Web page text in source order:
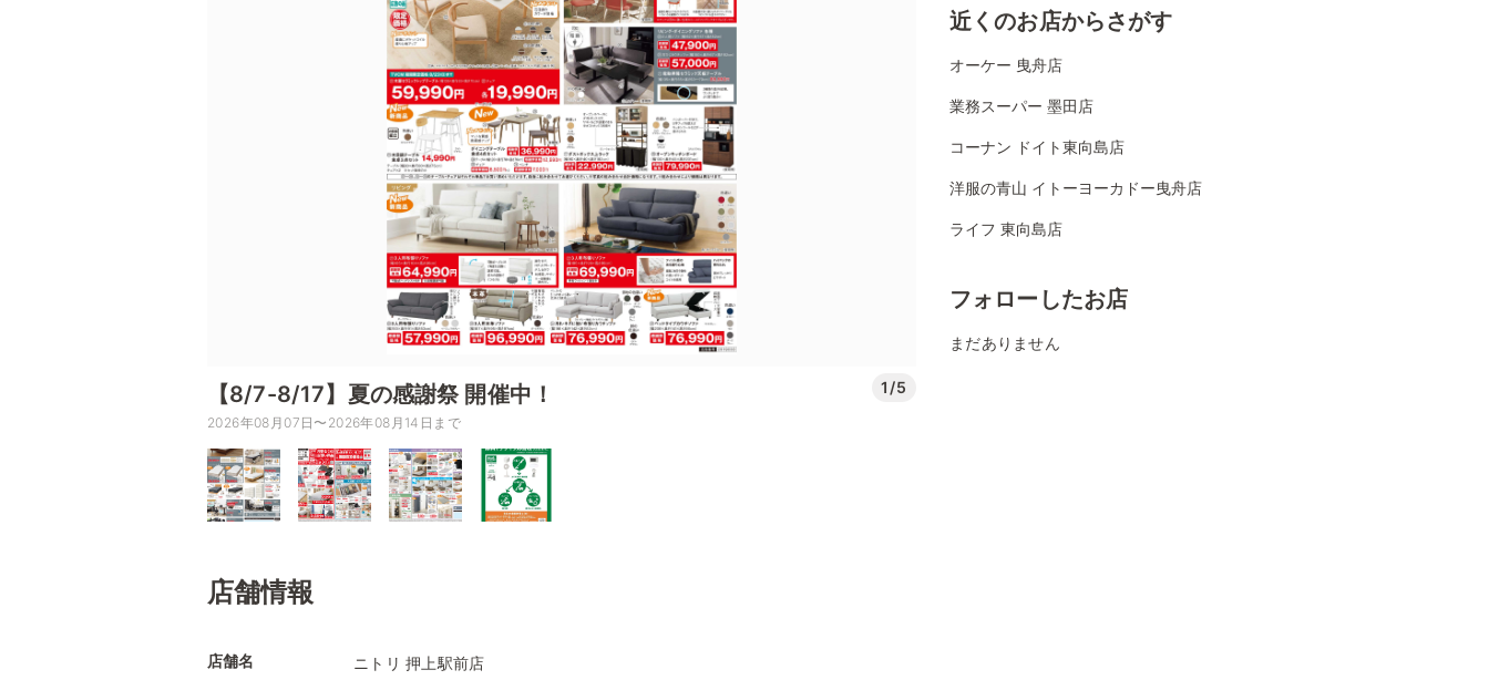
【8/7-8/17】夏の感謝祭 開催中！ 1/5
2026年08月07日〜2026年08月14日まで
店舗情報
店舗名 ニトリ 押上駅前店
近くのお店からさがす
オーケー 曳舟店
業務スーパー 墨田店
コーナン ドイト東向島店
洋服の青山 イトーヨーカドー曳舟店
ライフ 東向島店
フォローしたお店
まだありません